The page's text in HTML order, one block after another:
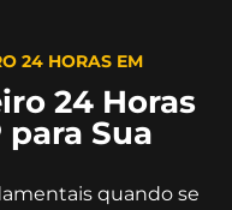
24 HORAS EM
24 Horas
Sua
quando se